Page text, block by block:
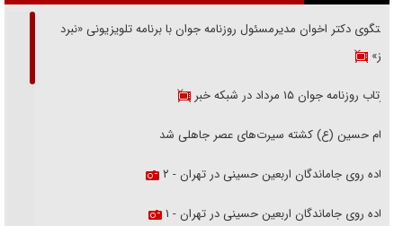
گفتگوی دکتر اخوان مدیرمسئول روزنامه جوان با برنامه تلویزیونی «نبرد
هرمز»
بازتاب روزنامه جوان ۱۵ مرداد در شبکه خبر
امام حسین (ع) کشته سیرت‌های عصر جاهلی شد
پیاده روی جاماندگان اربعین حسینی در تهران - ۲
پیاده روی جاماندگان اربعین حسینی در تهران - ۱